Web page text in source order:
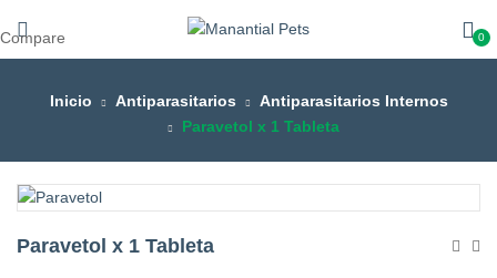
0
Inicio Antiparasitarios
Antiparasitarios Internos
Paravetol x 1 Tableta
Paravetol x 1 Tableta
Compare